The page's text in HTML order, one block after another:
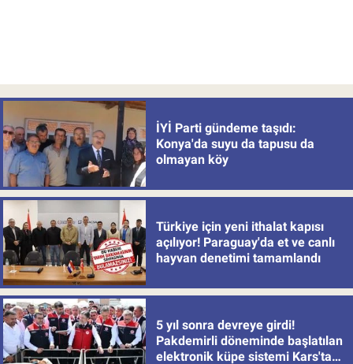
İYİ Parti gündeme taşıdı:
Konya'da suyu da tapusu da
olmayan köy
Türkiye için yeni ithalat kapısı
açılıyor! Paraguay'da et ve canlı
hayvan denetimi tamamlandı
5 yıl sonra devreye girdi!
Pakdemirli döneminde başlatılan
elektronik küpe sistemi Kars'tan